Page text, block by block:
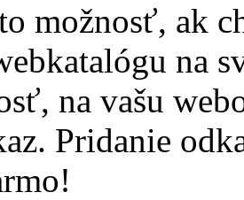
možnosť, ak
na
na vašu
Pridanie